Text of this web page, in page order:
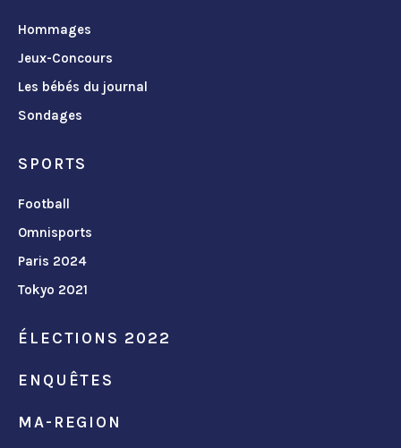
Hommages
Jeux-Concours
Les bébés du journal
Sondages
SPORTS
Football
Omnisports
Paris 2024
Tokyo 2021
ÉLECTIONS 2022
ENQUÊTES
MA-REGION